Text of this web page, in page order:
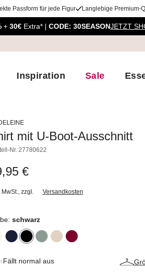
Passform für jede Figur Langlebige Premium-
+ 30€ Extra* | CODE: 30SEASONJETZT
Inspiration Sale
mit U-Boot-Ausschnitt
Nr. 27780622
€
MwSt., zzgl. Versandkosten
schwarz
Fällt normal aus